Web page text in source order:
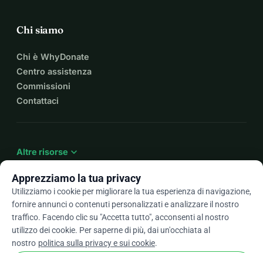
Chi siamo
Chi è WhyDonate
Centro assistenza
Commissioni
Contattaci
Altre risorse expand_more
It arrow_drop_down
★★★★★4,9 / 5 basato su oltre 500 recensioni
Apprezziamo la tua privacy
Utilizziamo i cookie per migliorare la tua esperienza di navigazione,
fornire annunci o contenuti personalizzati e analizzare il nostro
traffico. Facendo clic su "Accetta tutto", acconsenti al nostro
utilizzo dei cookie. Per saperne di più, dai un'occhiata al
nostro politica sulla privacy e sui cookie.